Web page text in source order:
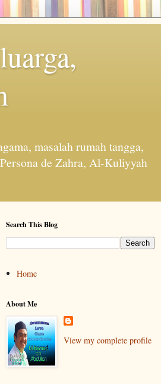
masalah rumah tangga,
de Zahra, Al-Kuliyyah
Search This Blog
Home
About Me
View my complete profile